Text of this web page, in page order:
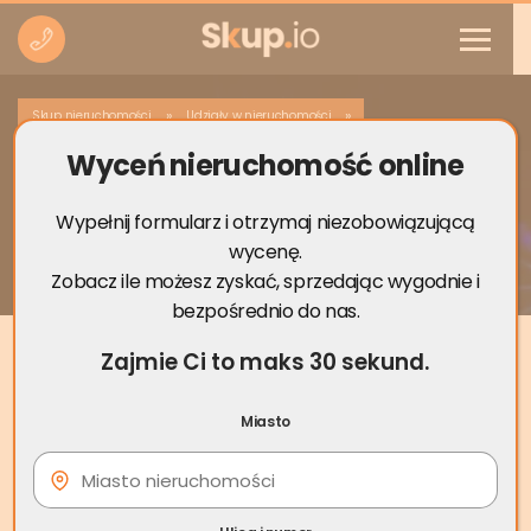
Skup nieruchomości » Udziały w nieruchomości »
Utrudnianie korzystania ze
współwłasności nieruchomości – co
zrobić
Wyceń nieruchomość online
Wypełnij formularz i otrzymaj niezobowiązującą
wycenę.
Zobacz ile możesz zyskać, sprzedając wygodnie i
bezpośrednio do nas.
Zajmie Ci to maks 30 sekund.
Miasto